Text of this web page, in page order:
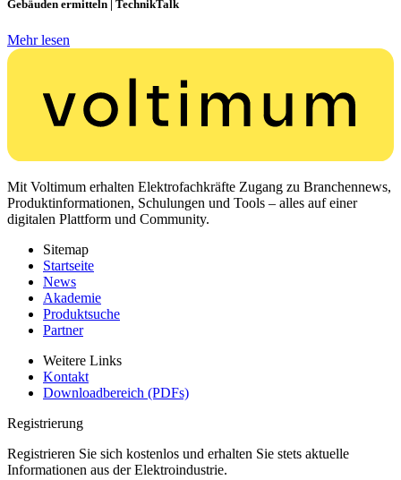
Gebäuden ermitteln | TechnikTalk
Mehr lesen
Mit Voltimum erhalten Elektrofachkräfte Zugang zu Branchennews,
Produktinformationen, Schulungen und Tools – alles auf einer
digitalen Plattform und Community.
Sitemap
Startseite
News
Akademie
Produktsuche
Partner
Weitere Links
Kontakt
Downloadbereich (PDFs)
Registrierung
Registrieren Sie sich kostenlos und erhalten Sie stets aktuelle
Informationen aus der Elektroindustrie.